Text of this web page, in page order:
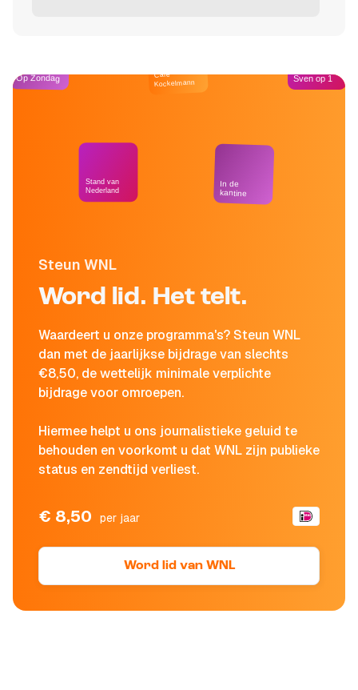
Steun WNL
Word lid. Het telt.
Waardeert u onze programma's? Steun WNL
dan met de jaarlijkse bijdrage van slechts
€8,50, de wettelijk minimale verplichte
bijdrage voor omroepen.
Hiermee helpt u ons journalistieke geluid te
behouden en voorkomt u dat WNL zijn publieke
status en zendtijd verliest.
€ 8,50 per jaar
Word lid van WNL
Op Zondag
Stand van
Nederland
Café
Kockelmann
In de
kantine
Sven op 1